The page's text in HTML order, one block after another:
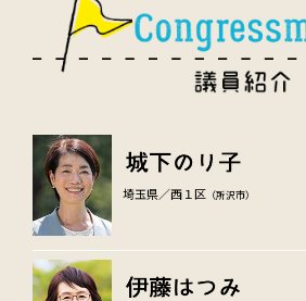
埼玉県／西１区 （所沢市）